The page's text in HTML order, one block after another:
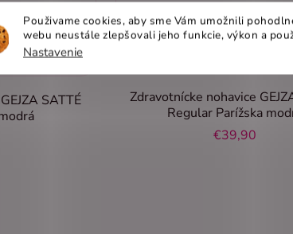
Použivame cookies, aby sme Vám umožnili
webu neustále zlepšovali jeho funkcie, výkon a
Nastavenie
SATTÉ
Zdravotnícke nohavice
Regular Parížska
€39,90